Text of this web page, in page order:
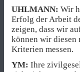
UHLMANN: Wir
Erfolg der Arbeit
zeigen, dass wir
können wir diesen
Kriterien messen.
YM: Ihre